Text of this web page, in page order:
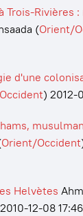
Trois-Rivières
(Orient/
d'une
) 2012-
Orient/Occident
Helvètes
2010-12-08